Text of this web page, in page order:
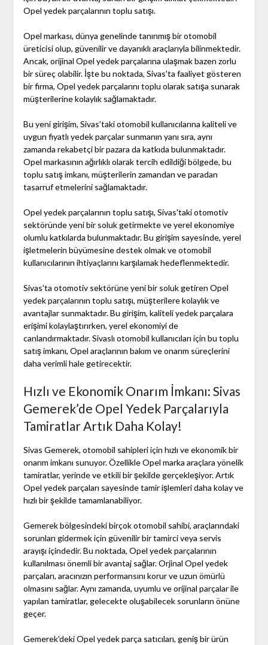
Opel yedek parçalarının toplu satışı.
Opel markası, dünya genelinde tanınmış bir otomobil
üreticisi olup, güvenilir ve dayanıklı araçlarıyla bilinmektedir.
Ancak, orijinal Opel yedek parçalarına ulaşmak bazen zorlu
bir süreç olabilir. İşte bu noktada, Sivas'ta faaliyet gösteren
bir firma, Opel yedek parçalarını toplu olarak satışa sunarak
müşterilerine kolaylık sağlamaktadır.
Bu yeni girişim, Sivas'taki otomobil kullanıcılarına kaliteli ve
uygun fiyatlı yedek parçalar sunmanın yanı sıra, aynı
zamanda rekabetçi bir pazara da katkıda bulunmaktadır.
Opel markasının ağırlıklı olarak tercih edildiği bölgede, bu
toplu satış imkanı, müşterilerin zamandan ve paradan
tasarruf etmelerini sağlamaktadır.
Opel yedek parçalarının toplu satışı, Sivas'taki otomotiv
sektöründe yeni bir soluk getirmekte ve yerel ekonomiye
olumlu katkılarda bulunmaktadır. Bu girişim sayesinde, yerel
işletmelerin büyümesine destek olmak ve otomobil
kullanıcılarının ihtiyaçlarını karşılamak hedeflenmektedir.
Sivas'ta otomotiv sektörüne yeni bir soluk getiren Opel
yedek parçalarının toplu satışı, müşterilere kolaylık ve
avantajlar sunmaktadır. Bu girişim, kaliteli yedek parçalara
erişimi kolaylaştırırken, yerel ekonomiyi de
canlandırmaktadır. Sivaslı otomobil kullanıcıları için bu toplu
satış imkanı, Opel araçlarının bakım ve onarım süreçlerini
daha verimli hale getirecektir.
Hızlı ve Ekonomik Onarım İmkanı: Sivas
Gemerek’de Opel Yedek Parçalarıyla
Tamiratlar Artık Daha Kolay!
Sivas Gemerek, otomobil sahipleri için hızlı ve ekonomik bir
onarım imkanı sunuyor. Özellikle Opel marka araçlara yönelik
tamiratlar, yerinde ve etkili bir şekilde gerçekleşiyor. Artık
Opel yedek parçaları sayesinde tamir işlemleri daha kolay ve
hızlı bir şekilde tamamlanabiliyor.
Gemerek bölgesindeki birçok otomobil sahibi, araçlarındaki
sorunları gidermek için güvenilir bir tamirci veya servis
arayışı içindedir. Bu noktada, Opel yedek parçalarının
kullanılması önemli bir avantaj sağlar. Orjinal Opel yedek
parçaları, aracınızın performansını korur ve uzun ömürlü
olmasını sağlar. Aynı zamanda, uyumlu ve orijinal parçalar ile
yapılan tamiratlar, gelecekte oluşabilecek sorunların önüne
geçer.
Gemerek'deki Opel yedek parça satıcıları, geniş bir ürün